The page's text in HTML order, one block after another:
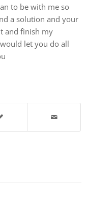
to be with me so
a solution and your
and finish my
let you do all